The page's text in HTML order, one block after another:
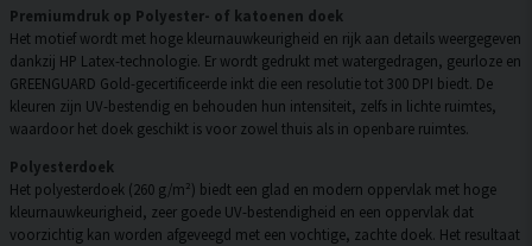
Premiumdruk op Polyester- of katoenen doek
Het motief wordt met hoge kleurnauwkeurigheid en rijk aan details weergegeven
dankzij HP Latex-technologie. Er wordt gedrukt met watergedragen, geurloze en
GREENGUARD Gold-gecertificeerde inkt die een resolutie tot 300 DPI biedt. De
kleuren zijn UV-bestendig en behouden hun intensiteit, zelfs in lichte ruimtes,
waardoor het doek geschikt is voor zowel thuis als in openbare ruimtes.
Polyesterdoek
Het polyesterdoek (260 g/m²) biedt een glad en modern oppervlak met hoge
kleurnauwkeurigheid, zeer goede UV-bestendigheid en een oppervlak dat
voorzichtig kan worden afgeveegd met een vochtige, zachte doek. Het resultaat